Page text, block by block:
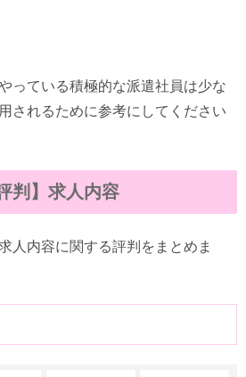
っている積極的な派遣社員は少な
されるために参考にしてください
判】求人内容
人内容に関する評判をまとめま